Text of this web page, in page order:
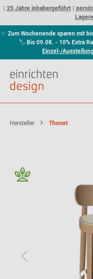
25 Jahre inhabergeführt
✨ Zum Wochenende sparen mit
🏷Bis 09.08. - 10% Extra
Einzel-/
Hersteller Thonet